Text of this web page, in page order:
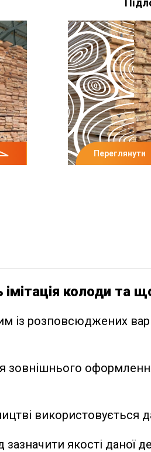
Переглянути
колоди та
із розповсюджених
використовується
якості даної